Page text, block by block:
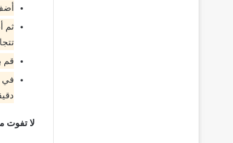
ثم
قم
لا تفوت